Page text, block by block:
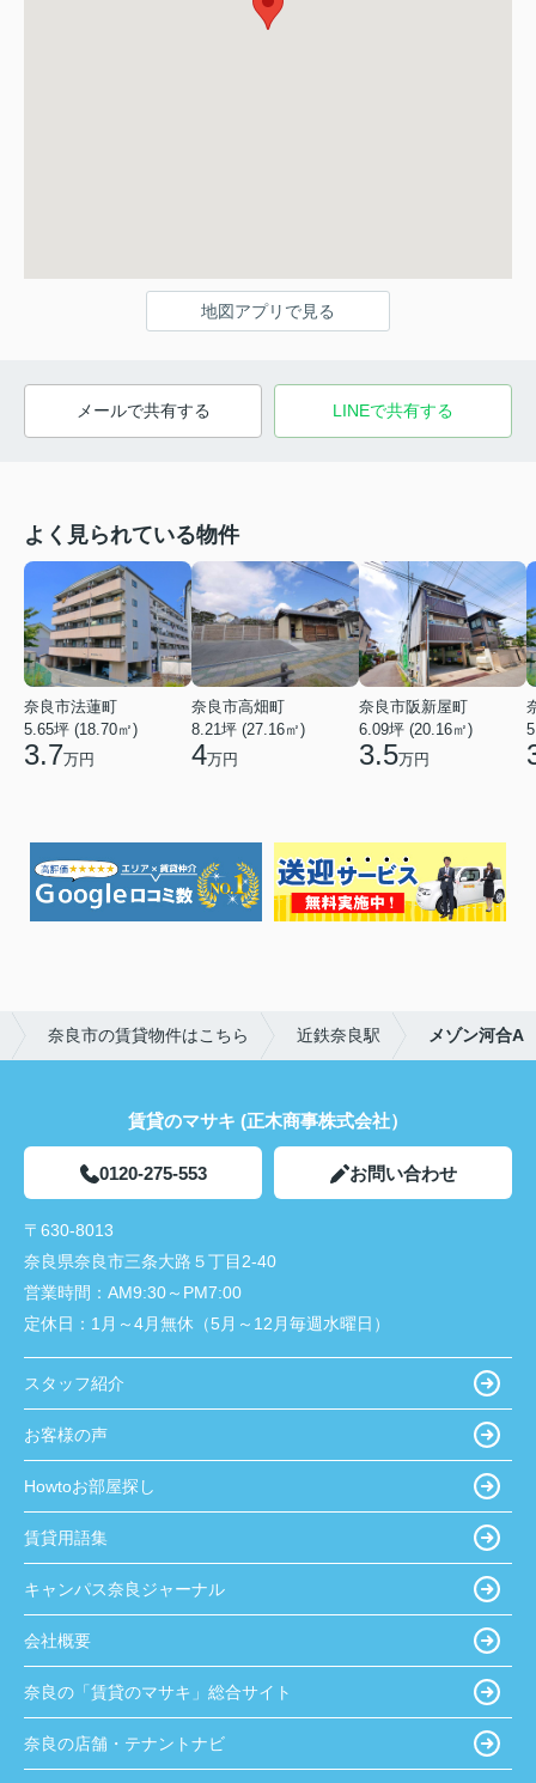
地図アプリで見る
メールで共有する LINEで共有する
よく見られている物件
奈良市法蓮町
5.65坪 (18.70㎡)
3.7万円
奈良市高畑町
8.21坪 (27.16㎡)
4万円
奈良市阪新屋町
6.09坪 (20.16㎡)
3.5万円
奈良市の賃貸物件はこちら 近鉄奈良駅 メゾン河合A
賃貸のマサキ (正木商事株式会社）
0120-275-553 お問い合わせ
〒630-8013
奈良県奈良市三条大路５丁目2-40
営業時間： AM9:30～PM7:00
定休日： 1月～4月無休（5月～12月毎週水曜日）
スタッフ紹介
お客様の声
Howtoお部屋探し
賃貸用語集
キャンパス奈良ジャーナル
会社概要
奈良の「賃貸のマサキ」総合サイト
奈良の店舗・テナントナビ